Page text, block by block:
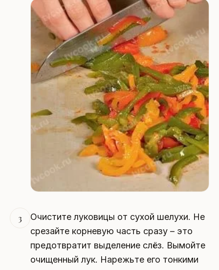
3
Очистите луковицы от сухой шелухи. Не
срезайте корневую часть сразу – это
предотвратит выделение слёз. Вымойте
очищенный лук. Нарежьте его тонкими